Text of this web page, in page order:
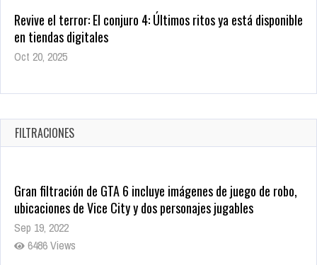
en tiendas digitales
Oct 20, 2025
1382 Views
Warner Bros. lleva a las tiendas digitales su racha de
Oct 17, 2025
1437 Views
FILTRACIONES
Gran filtración de GTA 6 incluye imágenes de juego de robo,
ubicaciones de Vice City y dos personajes jugables
Sep 19, 2022
6486 Views